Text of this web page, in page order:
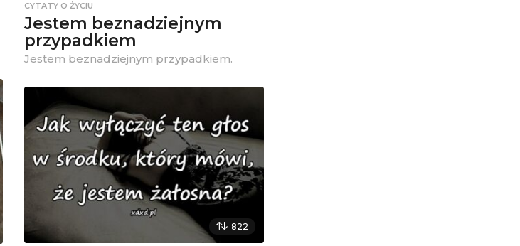
CYTATY O ŻYCIU
Jestem beznadziejnym
przypadkiem
Jestem beznadziejnym przypadkiem.
822